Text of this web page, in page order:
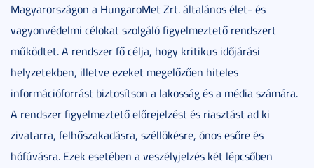
Magyarországon a HungaroMet Zrt. általános élet- és
vagyonvédelmi célokat szolgáló figyelmeztető rendszert
működtet. A rendszer fő célja, hogy kritikus időjárási
helyzetekben, illetve ezeket megelőzően hiteles
információforrást biztosítson a lakosság és a média számára.
A rendszer figyelmeztető előrejelzést és riasztást ad ki
zivatarra, felhőszakadásra, széllökésre, ónos esőre és
hófúvásra. Ezek esetében a veszélyjelzés két lépcsőben